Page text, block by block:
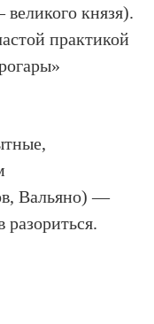
князя).
практикой
Вальяно) —
разориться.